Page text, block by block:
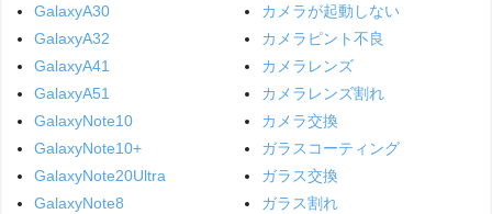
GalaxyA30
GalaxyA32
GalaxyA41
GalaxyA51
GalaxyNote10
GalaxyNote10+
GalaxyNote20Ultra
GalaxyNote8
カメラが起動しない
カメラピント不良
カメラレンズ
カメラレンズ割れ
カメラ交換
ガラスコーティング
ガラス交換
ガラス割れ